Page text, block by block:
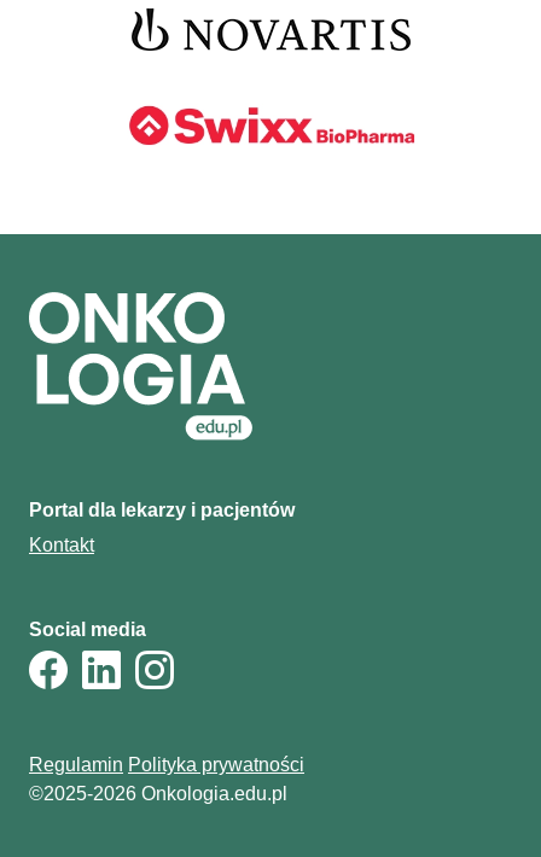
Portal dla lekarzy i pacjentów
Kontakt
Social media
Regulamin Polityka prywatności
©2025-2026 Onkologia.edu.pl